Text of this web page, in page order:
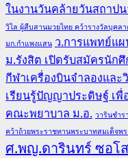
ในงานวันคล้ายวันสถาป
วิไล ผู้สืบสานมวยไทย คว้ารางวัลบุคล
มก.กำแพงแสน ว.การแพทย์แ
ม.รังสิต เปิดรับสมัครนัก
กีฬาเครื่องบินจำลองแล
เรียนรู้ปัญญาประดิษฐ์ เ
คณะพยาบาล ม.อ. วารินชำร
คว้าถ้วยพระราชทานพระบาทสมเด็จพ
ศ.พญ.ดารินทร์ ซอโ